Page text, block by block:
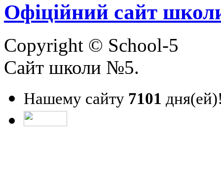
Офіційний сайт
Copyright © School-5
Сайт школи №5.
Нашему сайту 7101